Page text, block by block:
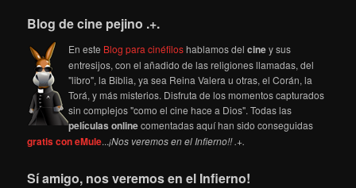
Blog de cine pejino .+.
En este Blog para cinéfiloshablamos delciney sus
entresijos, con el añadido de las religiones llamadas, del
"libro", la Biblia, ya sea Reina Valera u otras, el Corán, la
Torá, y más misterios. Disfruta de los momentos capturados
sin complejos "como el cine hace a Dios". Todas las
películas onlinecomentadas aquí han sido conseguidas
gratis con eMule...¡Nos veremos en el Infierno!! .+.
Sí amigo, nos veremos en el Infierno!